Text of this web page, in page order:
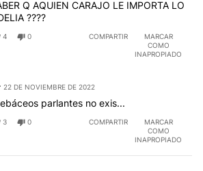
Q AQUIEN CARAJO LE IMPORTA LO
????
4 0 COMPARTIR
MARCAR
COMO
INAPROPIADO
22 DE NOVIEMBRE DE 2022
parlantes no exis...
3 0 COMPARTIR
MARCAR
COMO
INAPROPIADO